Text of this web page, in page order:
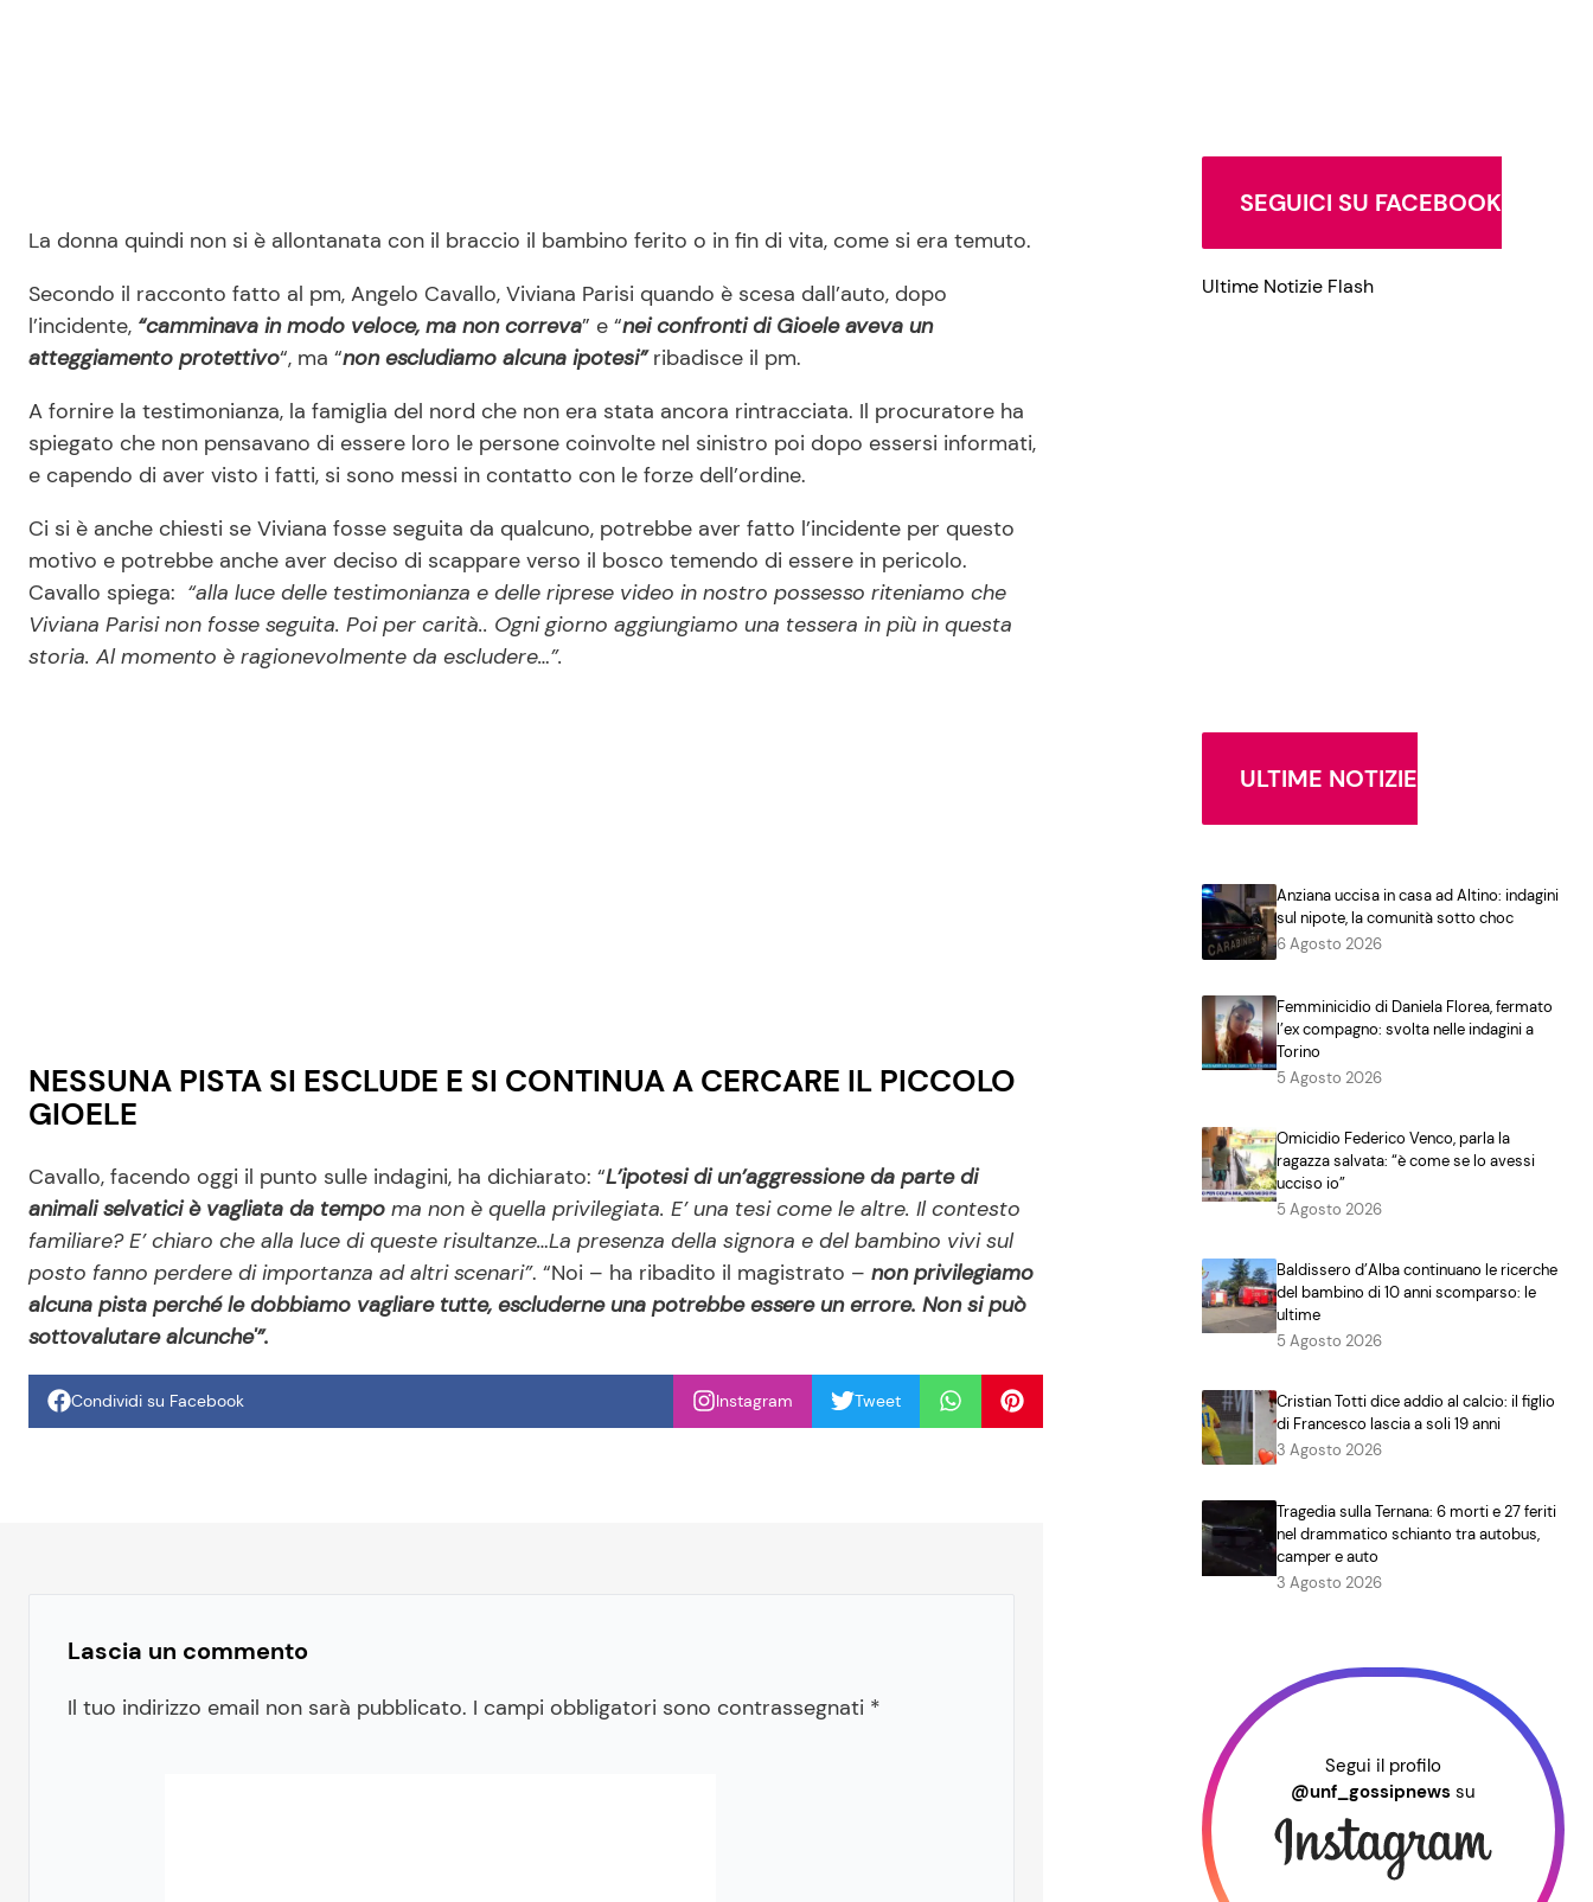
La donna quindi non si è allontanata con il braccio il bambino ferito o in fin di vita, come si era temuto.
Secondo il racconto fatto al pm, Angelo Cavallo, Viviana Parisi quando è scesa dall’auto, dopo
l’incidente, “camminava in modo veloce, ma non correva” e “nei confronti di Gioele aveva un
atteggiamento protettivo“, ma “non escludiamo alcuna ipotesi”ribadisce il pm.
A fornire la testimonianza, la famiglia del nord che non era stata ancora rintracciata. Il procuratore ha
spiegato che non pensavano di essere loro le persone coinvolte nel sinistro poi dopo essersi informati,
e capendo di aver visto i fatti, si sono messi in contatto con le forze dell’ordine.
Ci si è anche chiesti se Viviana fosse seguita da qualcuno, potrebbe aver fatto l’incidente per questo
motivo e potrebbe anche aver deciso di scappare verso il bosco temendo di essere in pericolo.
Cavallo spiega: “alla luce delle testimonianza e delle riprese video in nostro possesso riteniamo che
Viviana Parisi non fosse seguita. Poi per carità.. Ogni giorno aggiungiamo una tessera in più in questa
storia. Al momento è ragionevolmente da escludere…”.
NESSUNA PISTA SI ESCLUDE E SI CONTINUA A CERCARE IL PICCOLO
GIOELE
Cavallo, facendo oggi il punto sulle indagini, ha dichiarato: “L’ipotesi di un’aggressione da parte di
animali selvatici è vagliata da tempo ma non è quella privilegiata. E’ una tesi come le altre. Il contesto
familiare? E’ chiaro che alla luce di queste risultanze…La presenza della signora e del bambino vivi sul
posto fanno perdere di importanza ad altri scenari”. “Noi – ha ribadito il magistrato – non privilegiamo
alcuna pista perché le dobbiamo vagliare tutte, escluderne una potrebbe essere un errore. Non si può
sottovalutare alcunche'”.
Condividi su Facebook Instagram Tweet
Lascia un commento
Il tuo indirizzo email non sarà pubblicato. I campi obbligatori sono contrassegnati *
SEGUICI SU FACEBOOK
Ultime Notizie Flash
ULTIME NOTIZIE
Anziana uccisa in casa ad Altino: indagini
sul nipote, la comunità sotto choc
6 Agosto 2026
Femminicidio di Daniela Florea, fermato
l’ex compagno: svolta nelle indagini a
Torino
5 Agosto 2026
Omicidio Federico Venco, parla la
ragazza salvata: “è come se lo avessi
ucciso io”
5 Agosto 2026
Baldissero d’Alba continuano le ricerche
del bambino di 10 anni scomparso: le
ultime
5 Agosto 2026
Cristian Totti dice addio al calcio: il figlio
di Francesco lascia a soli 19 anni
3 Agosto 2026
Tragedia sulla Ternana: 6 morti e 27 feriti
nel drammatico schianto tra autobus,
camper e auto
3 Agosto 2026
Segui il profilo
@unf_gossipnews su